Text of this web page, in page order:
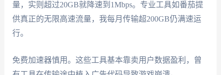
量，实则超过20GB就降速到1Mbps。专业工具如番茄提
供真正的无限高速流量，我每月传输超200GB仍满速运
行。
免费加速器慎用。这些工具基本靠卖用户数据盈利，曾